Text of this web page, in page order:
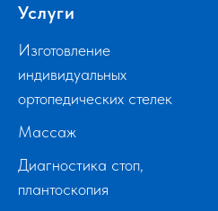
Услуги
Изготовление
индивидуальных
ортопедических стелек
Массаж
Диагностика стоп,
плантоскопия